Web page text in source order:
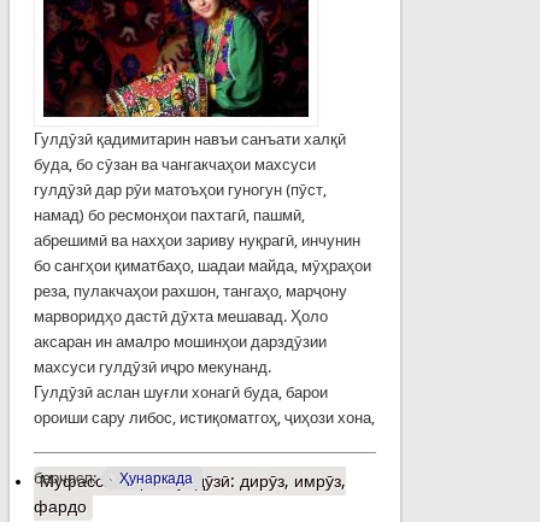
Гулдӯзӣ қадимитарин навъи санъати халқӣ
буда, бо сӯзан ва чангакчаҳои махсуси
гулдӯзӣ дар рӯи матоъҳои гуногун (пӯст,
намад) бо ресмонҳои пахтагӣ, пашмӣ,
абрешимӣ ва нахҳои зариву нуқрагӣ, инчунин
бо сангҳои қиматбаҳо, шадаи майда, мӯҳраҳои
реза, пулакчаҳои рахшон, тангаҳо, марҷону
марворидҳо дастӣ дӯхта мешавад. Ҳоло
аксаран ин амалро мошинҳои дарздӯзии
махсуси гулдӯзӣ иҷро мекунанд.
Гулдӯзӣ аслан шуғли хонагӣ буда, барои
ороиши сару либос, истиқоматгоҳ, ҷиҳози хона,
барчасп: Ҳунаркада
Муфассалтаро Гулдӯзӣ: дирӯз, имрӯз,
фардо